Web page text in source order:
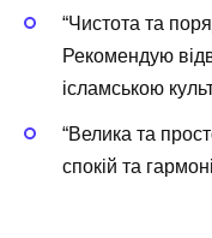
“Чистота та
Рекомендую
ісламською
“Велика та
спокій та